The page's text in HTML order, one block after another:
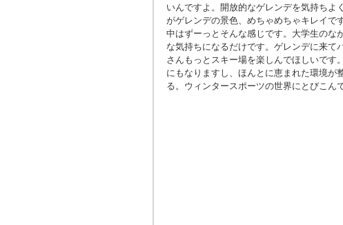
いんですよ。開放的なゲレンデを気持ちよ
がゲレンデの景色、めちゃめちゃキレイで
中はずーっとそんな感じです。大学生のな
な気持ちになるだけです。ゲレンデに来て
さんもっとスキー場を楽しんでほしいです
にもなりますし、ほんとに恵まれた環境が
る。ウィンタースポーツの世界にとびこん